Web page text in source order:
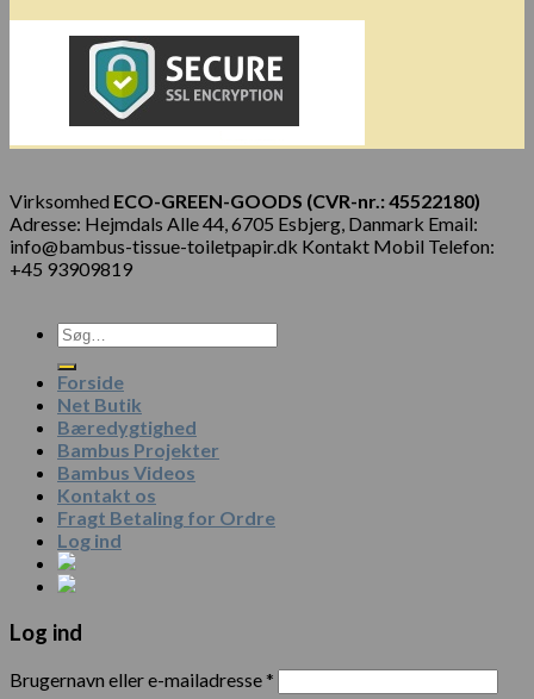
Virksomhed ECO-GREEN-GOODS (CVR-nr.: 45522180)
Adresse: Hejmdals Alle 44, 6705 Esbjerg, Danmark Email:
info@bambus-tissue-toiletpapir.dk Kontakt Mobil Telefon:
+45 93909819
Forside
Net Butik
Bæredygtighed
Bambus Projekter
Bambus Videos
Kontakt os
Fragt Betaling for Ordre
Log ind
Log ind
Brugernavn eller e-mailadresse*